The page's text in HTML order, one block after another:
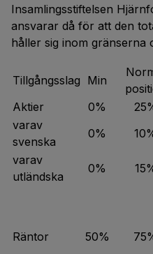
Insamlingsstiftelsen
ansvarar då för att den
håller sig inom gränserna
Tillgångsslag Min
Aktier
0%
varav
svenska
0%
varav
utländska
0%
Räntor 50%